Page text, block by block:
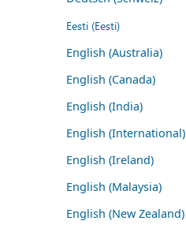
Eesti (Eesti)
English (Australia)
English (Canada)
English (India)
English (International)
English (Ireland)
English (Malaysia)
English (New Zealand)